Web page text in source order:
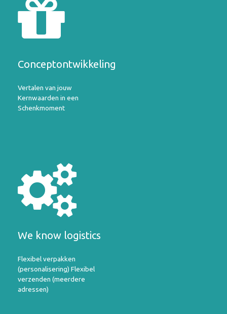
Conceptontwikkeling
Vertalen van jouw
Kernwaarden in een
Schenkmoment
We know logistics
Flexibel verpakken
(personalisering) Flexibel
verzenden (meerdere
adressen)